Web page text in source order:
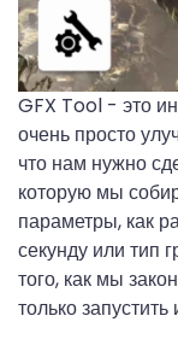
GFX Tool - это
очень просто
что нам нужно
которую мы
параметры, как
секунду или тип
того, как мы
только